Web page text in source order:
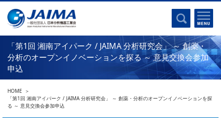
事業計画書
沿革
採用
パンフレット
JAIMAの取り組み
はじめに
電磁波(光)
Ｘ線
クロマトグラフ
質量分析
熱分析
「第1回 湘南アイパーク / JAIMA 分析研究会」 ～ 創薬・
分析のオープンイノベーションを探る ～ 意見交換会参加
申込
HOME
「第1回 湘南アイパーク / JAIMA 分析研究会」 ～ 創薬・分析のオープンイノベーションを探
る ～ 意見交換会参加申込